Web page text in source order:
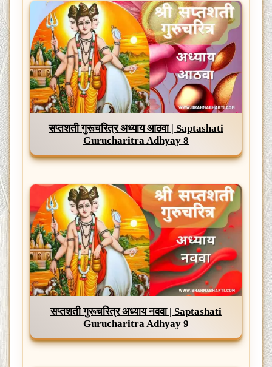
सप्तशती गुरूचरित्र अध्याय आठवा | Saptashati
Gurucharitra Adhyay 8
सप्तशती गुरूचरित्र अध्याय नववा | Saptashati
Gurucharitra Adhyay 9